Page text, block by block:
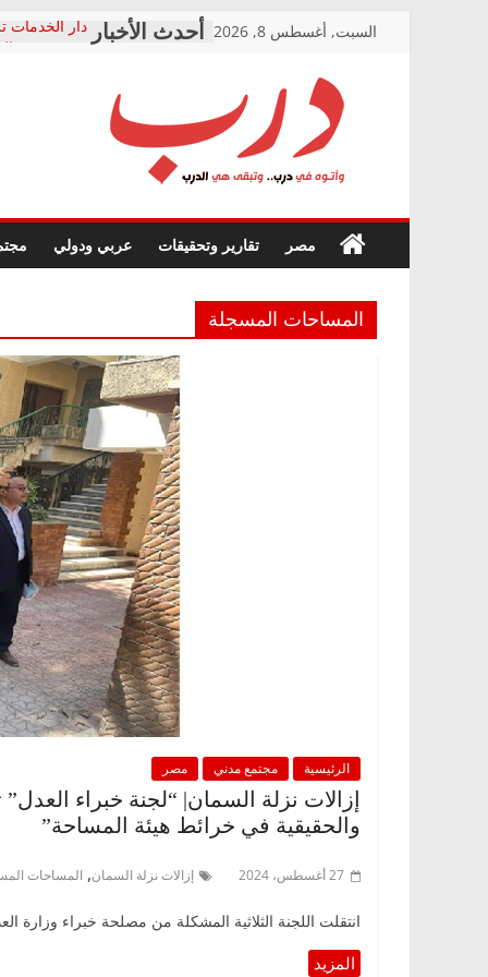
السبت, أغسطس 8, 2026
دار الخدمات
معاناة
فرحات
حزب
صور .. اعتماد
الوزاري
إنشاء المبنى
قرينة
حق أصيل
درب
في
درب..
هي
الدرب
مصر تقارير وتحقيقات عربي ودولي
المساحات المسجلة
الرئيسية مجتمع مدني مصر
إزالات نزلة السمان| “لجنة خبراء
والحقيقية في خرائط هيئة المساحة”
27 أغسطس، 2024 إزالات نزلة السمان, المساحات
انتقلت اللجنة الثلاثية المشكلة من مصلحة خبراء وزارة العدل –